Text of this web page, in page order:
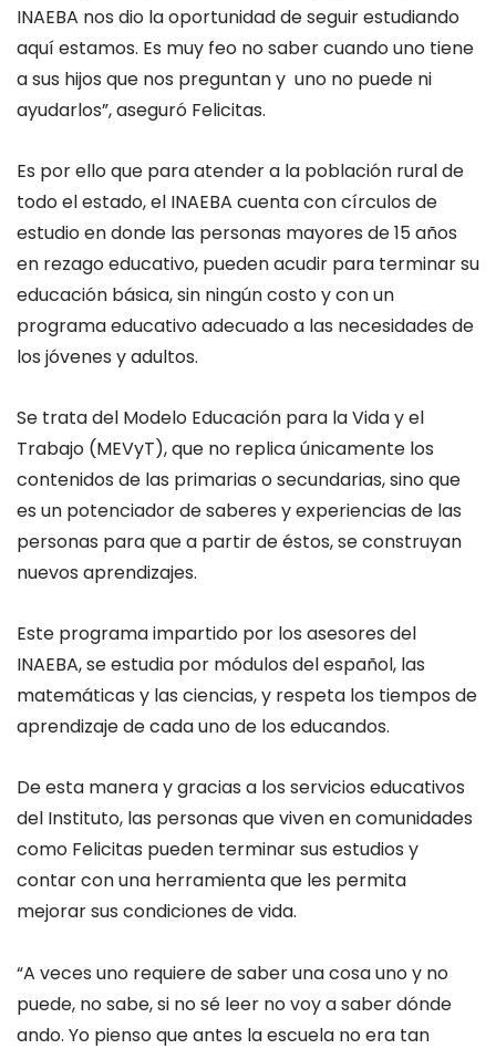
INAEBA nos dio la oportunidad de seguir estudiando
aquí estamos. Es muy feo no saber cuando uno tiene
a sus hijos que nos preguntan y uno no puede ni
ayudarlos”, aseguró Felicitas.
Es por ello que para atender a la población rural de
todo el estado, el INAEBA cuenta con círculos de
estudio en donde las personas mayores de 15 años
en rezago educativo, pueden acudir para terminar su
educación básica, sin ningún costo y con un
programa educativo adecuado a las necesidades de
los jóvenes y adultos.
Se trata del Modelo Educación para la Vida y el
Trabajo (MEVyT), que no replica únicamente los
contenidos de las primarias o secundarias, sino que
es un potenciador de saberes y experiencias de las
personas para que a partir de éstos, se construyan
nuevos aprendizajes.
Este programa impartido por los asesores del
INAEBA, se estudia por módulos del español, las
matemáticas y las ciencias, y respeta los tiempos de
aprendizaje de cada uno de los educandos.
De esta manera y gracias a los servicios educativos
del Instituto, las personas que viven en comunidades
como Felicitas pueden terminar sus estudios y
contar con una herramienta que les permita
mejorar sus condiciones de vida.
“A veces uno requiere de saber una cosa uno y no
puede, no sabe, si no sé leer no voy a saber dónde
ando. Yo pienso que antes la escuela no era tan